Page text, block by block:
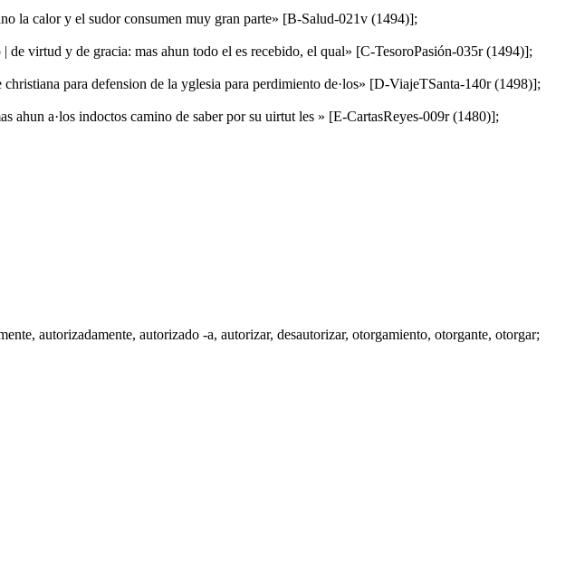
la calor y el sudor consumen muy gran parte» [B-Salud-021v (1494)];
de virtud y de gracia: mas ahun todo el es recebido, el qual» [C-TesoroPasión-035r (1494)];
para defension de la yglesia para perdimiento de·los» [D-ViajeTSanta-140r (1498)];
ahun a·los indoctos camino de saber por su uirtut les » [E-CartasReyes-009r (1480)];
autorizadamente, autorizado -a, autorizar, desautorizar, otorgamiento, otorgante, otorgar;